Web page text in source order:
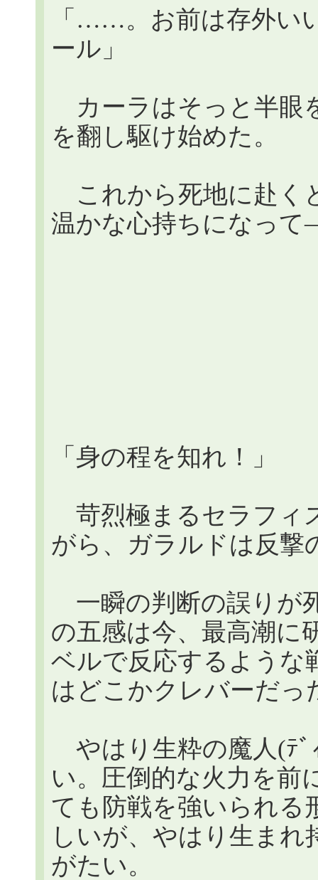
「……。お前は存外い
ール」
カーラはそっと半眼
を翻し駆け始めた。
これから死地に赴く
温かな心持ちになっ
「身の程を知れ！」
苛烈極まるセラフィ
がら、ガラルドは反撃
一瞬の判断の誤りが
の五感は今、最高潮に
ベルで反応するような
はどこかクレバーだっ
やはり生粋の魔人(ﾃﾞ
い。圧倒的な火力を前
ても防戦を強いられる
しいが、やはり生ま
がたい。